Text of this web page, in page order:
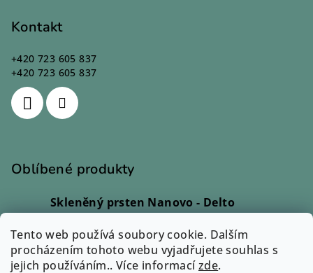
Tento web používá soubory cookie. Dalším
procházením tohoto webu vyjadřujete souhlas s
jejich používáním.. Více informacízde.
Kontakt
+420 723 605 837
+420 723 605 837
Oblíbené produkty
Skleněný prsten Nanovo - Delto
Skleněný prsten - Lio
Hodnocení produktu je 5 z 5 hvězdiček.
| Monika Svobodová